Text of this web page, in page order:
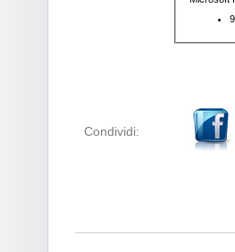
Condividi: